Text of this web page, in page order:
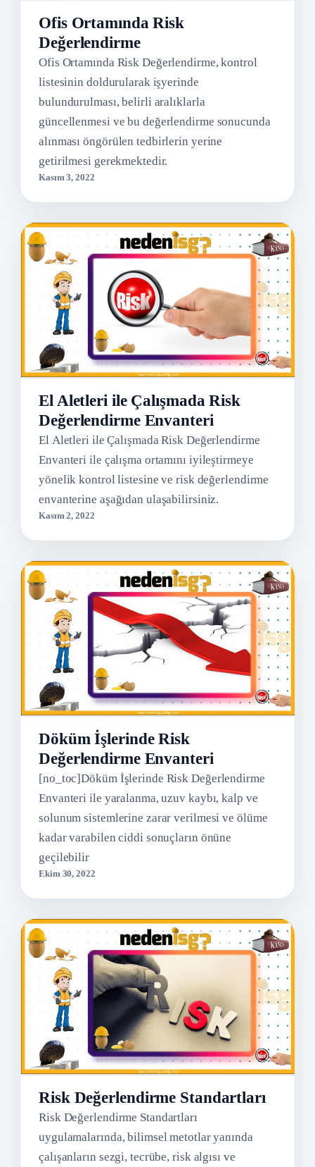
Ofis Ortamında Risk
Değerlendirme
Ofis Ortamında Risk Değerlendirme, kontrol
listesinin doldurularak işyerinde
bulundurulması, belirli aralıklarla
güncellenmesi ve bu değerlendirme sonucunda
alınması öngörülen tedbirlerin yerine
getirilmesi gerekmektedir.
Kasım 3, 2022
El Aletleri ile Çalışmada Risk
Değerlendirme Envanteri
El Aletleri ile Çalışmada Risk Değerlendirme
Envanteri ile çalışma ortamını iyileştirmeye
yönelik kontrol listesine ve risk değerlendirme
envanterine aşağıdan ulaşabilirsiniz.
Kasım 2, 2022
Döküm İşlerinde Risk
Değerlendirme Envanteri
[no_toc]Döküm İşlerinde Risk Değerlendirme
Envanteri ile yaralanma, uzuv kaybı, kalp ve
solunum sistemlerine zarar verilmesi ve ölüme
kadar varabilen ciddi sonuçların önüne
geçilebilir
Ekim 30, 2022
Risk Değerlendirme Standartları
Risk Değerlendirme Standartları
uygulamalarında, bilimsel metotlar yanında
çalışanların sezgi, tecrübe, risk algısı ve